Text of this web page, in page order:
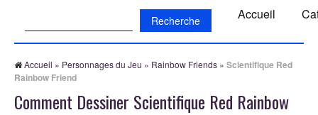
Accueil
Accueil » Personnages du Jeu » Rainbow Friends » Scientifique Red
Rainbow Friend
Comment Dessiner Scientifique Red Rainbow